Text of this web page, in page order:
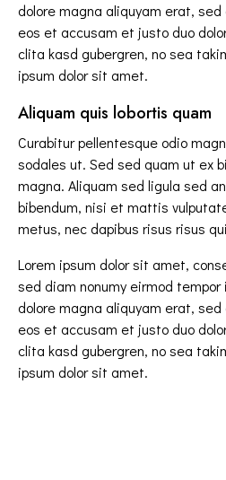
dolore magna aliquyam erat,
eos et accusam et justo duo
clita kasd gubergren, no sea
ipsum dolor sit amet.
Aliquam quis lobortis quam
Curabitur pellentesque odio
sodales ut. Sed sed quam ut ex
magna. Aliquam sed ligula sed
bibendum, nisi et mattis
metus, nec dapibus risus risus
Lorem ipsum dolor sit amet,
sed diam nonumy eirmod
dolore magna aliquyam erat,
eos et accusam et justo duo
clita kasd gubergren, no sea
ipsum dolor sit amet.